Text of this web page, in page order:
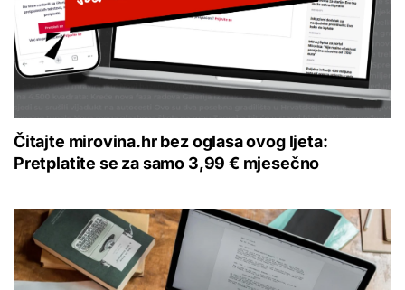
Čitajte mirovina.hr bez oglasa ovog ljeta:
Pretplatite se za samo 3,99 € mjesečno